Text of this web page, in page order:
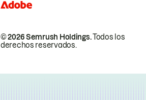
© 2026 Semrush Holdings.Todos los
derechos reservados.